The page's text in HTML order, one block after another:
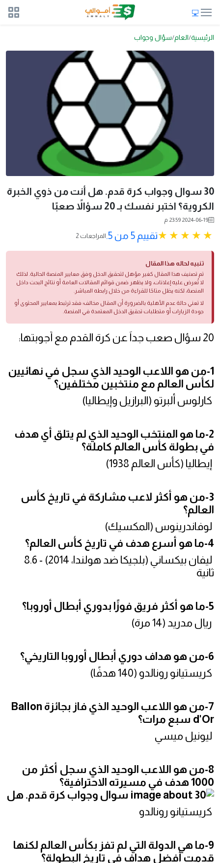
الرئيسية العام سؤال وجواب
30 سوال وجواب كرة قدم. هل أنت من ذوي الخبرة
الكروية؟ اختبر نفسك بـ 20 سؤالاً صعبًا
2024-06-19 23:59 م
تقييم 5 من 5. 2 المراجعات
تنبيه لحاله هذا المقال
تم تصنيف هذا المقال كغير مؤهل لتحقيق الدخل وفق معايير المنصة الحالية. لذلك
لا تُعرض عليه إعلانات، ولا يظهر ضمن قوائم المقالات العامة أو نتائج البحث داخل
المنصة، لكنه يظل متاحًا للقراءة من خلال رابطه المباشر.
لا تعني حالة عدم الأهلية بالضرورة أن المقال مخالف؛ فقد ترتبط بمعايير المحتوى أو
جودة الزيارات أو متطلبات تحقيق الدخل المعتمدة في المنصة.
20 سؤال صعب جداً عن كرة القدم مع أجوبتها:
1-من هو اللاعب الوحيد الذي سجل في نهائيين
لكأس العالم مع منتخبين مختلفين؟
كارلوس ألبرتو (البرازيل وإيطاليا)
2-ما هو المنتخب الوحيد الذي لم يتلق أي هدف
في بطولة كأس العالم كاملة؟
إيطاليا (كأس العالم 1938)
3-من هو أكثر لاعب مشاركة في تاريخ كأس
العالم؟
لوفاندرينوس (المكسيك)
4-ما هو أسرع هدف في تاريخ كأس العالم؟
ليفان بيكساني (بلجيكا ضد هولندا، 2014) - 8.6
ثانية
5-ما هو أكثر فريق فوزًا بدوري أبطال أوروبا؟
ريال مدريد (14 مرة)
6-من هو هداف دوري أبطال أوروبا التاريخي؟
كريستيانو رونالدو (140 هدفًا)
7-من هو اللاعب الوحيد الذي فاز بجائزة Ballon
d'Or سبع مرات؟
ليونيل ميسي
8-من هو اللاعب الوحيد الذي سجل أكثر من
1000 هدف في مسيرته الاحترافية؟
كريستيانو رونالدو
9-ما هي الدولة التي لم تفز بكأس العالم لكنها
قدمت أفضل هداف في تاريخ البطولة؟